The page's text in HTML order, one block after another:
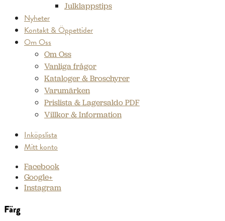
Julklappstips
Nyheter
Kontakt & Öppettider
Om Oss
Om Oss
Vanliga frågor
Kataloger & Broschyrer
Varumärken
Prislista & Lagersaldo PDF
Villkor & Information
Inköpslista
Mitt konto
Facebook
Google+
Instagram
Färg